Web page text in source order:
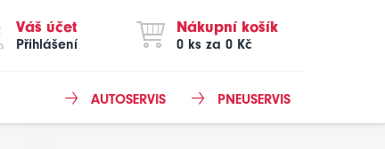
Váš účet
Přihlášení
Nákupní košík
0 ks za 0 Kč
PNEUSERVIS
AUTOSERVIS